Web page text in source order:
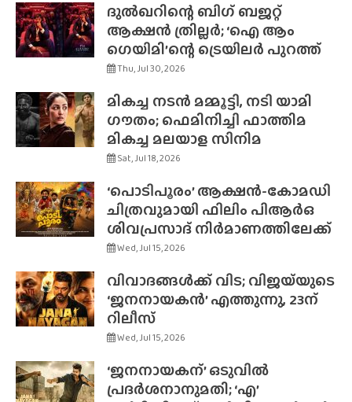
ദുൽഖറിന്റെ ബിഗ് ബജറ്റ്
ആക്ഷൻ ത്രില്ലർ; ‘ഐ ആം
ഗെയിമി’ന്റെ ട്രെയിലർ പുറത്ത്
Thu, Jul 30, 2026
മികച്ച നടൻ മമ്മൂട്ടി, നടി യാമി
ഗൗതം; ഫെമിനിച്ചി ഫാത്തിമ
മികച്ച മലയാള സിനിമ
Sat, Jul 18, 2026
‘പൊടിപൂരം’ ആക്ഷൻ-കോമഡി
ചിത്രവുമായി ഫിലിം പിആർഒ
ശിവപ്രസാദ് നിർമാണത്തിലേക്ക്
Wed, Jul 15, 2026
വിവാദങ്ങൾക്ക് വിട; വിജയ്‌യുടെ
‘ജനനായകൻ’ എത്തുന്നു, 23ന്
റിലീസ്
Wed, Jul 15, 2026
‘ജനനായകന്’ ഒടുവിൽ
പ്രദർശനാനുമതി; ‘എ’